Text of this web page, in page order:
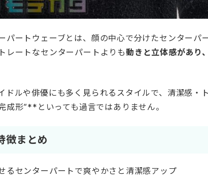
パートウェーブとは、顔の中心で分けたセンターパ
レートなセンターパートよりも動きと立体感があり
ドルや俳優にも多く見られるスタイルで、清潔感
成形”**といっても過言ではありません。
徴まとめ
るセンターパートで爽やかさと清潔感アップ